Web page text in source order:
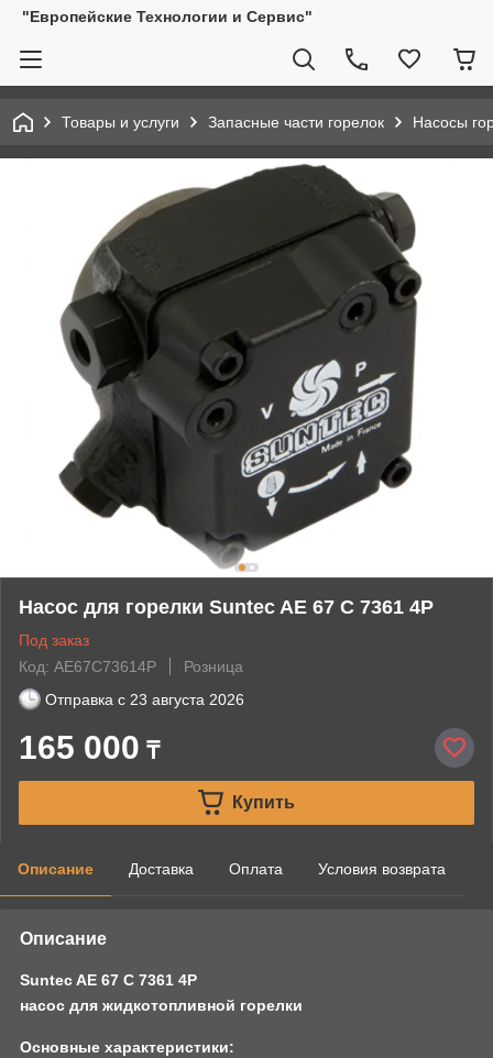
"Европейские Технологии и Сервис"
Товары и услуги Запасные части горелок Насосы
Насос для горелки Suntec AE 67 C 7361 4P
Под заказ
Код: AE67C73614P
Розница
Отправка с 23 августа 2026
165 000 ₸
Купить
Описание Доставка Оплата Условия возврата
Описание
Suntec AE 67 C 7361 4P
насос для жидкотопливной горелки
Основные характеристики: